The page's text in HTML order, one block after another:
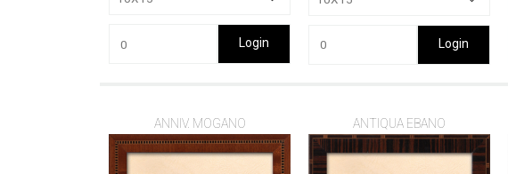
Login Login
ANNIV. MOGANO ANTIQUA EBANO